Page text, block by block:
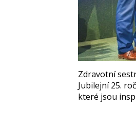
Zdravotní
Jubilejní 25.
které jsou